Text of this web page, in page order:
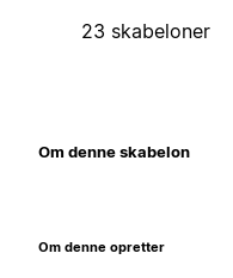
23 skabeloner
Om denne skabelon
Om denne opretter